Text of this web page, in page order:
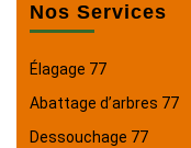
Nos Services
Élagage 77
Abattage d’arbres 77
Dessouchage 77